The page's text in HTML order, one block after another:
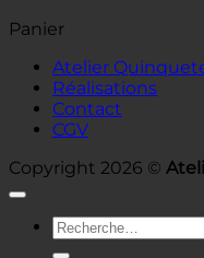
Panier
Atelier
Réalisations
Contact
CGV
Copyright 2026 ©
Recherche
pour :